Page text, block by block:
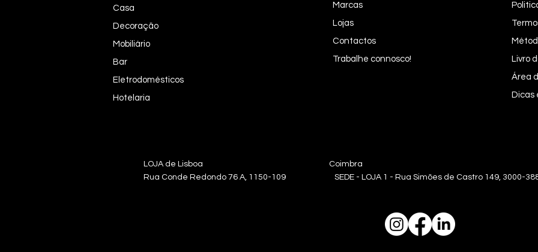
Casa
Decoração
Mobiliário
Bar
Eletrodomésticos
Hotelaria
Marcas
Lojas
Contactos
Trabalhe connosco!
Livro
Área
Dicas
LOJA de Lisboa Coimbra
Rua Conde Redondo 76 A, 1150-109 SEDE - LOJA 1 - Rua Simões de Castro 149, 3000-388